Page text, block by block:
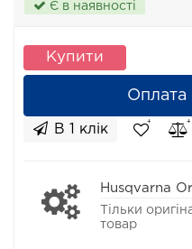
Є в наявності
Купити
Оплата
В 1 клік
Husqvarna
Тільки
товар